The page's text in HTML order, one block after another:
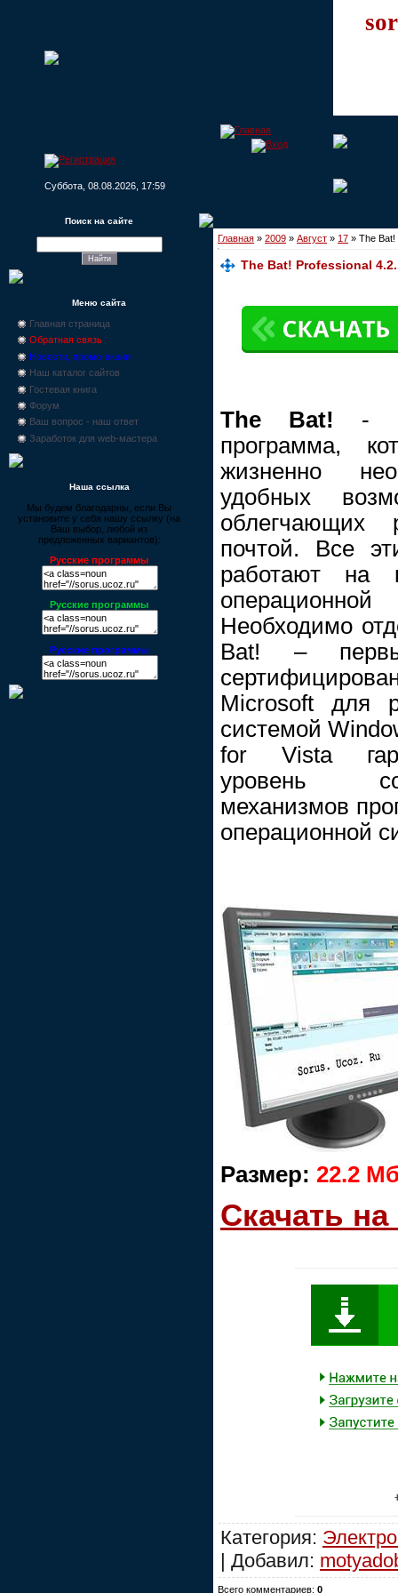
Суббота, 08.08.2026, 17:59
Поиск на сайте
Меню сайта
Главная страница
Обратная связь
Новости, промо-акции
Наш каталог сайтов
Гостевая книга
Форум
Ваш вопрос - наш ответ
Заработок для web-мастера
Наша ссылка
Мы будем благодарны, если Вы
установите у себя нашу ссылку (на
Ваш выбор, любой из
предложенных вариантов):
Русские программы
Русские программы
Русские программы
Главная » 2009 » Август » 17 » The Bat!
The Bat! Professional
The Bat! -
программа,
жизненно
удобных
облегчающих
почтой. Все
работают на
Необходимо
Bat! –
Microsoft для
системой
for Vista
уровень
механизмов
операционной
Размер: 22.2
Скачать
Категория:
| Добавил:
Всего комментариев: 0